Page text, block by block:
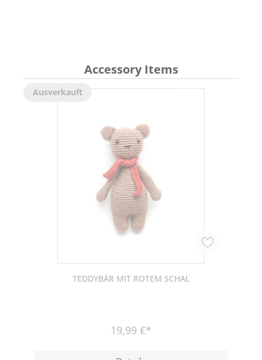
Accessory Items
Ausverkauft
TEDDYBÄR MIT ROTEM SCHAL
19,99 €*